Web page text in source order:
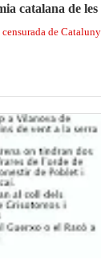
catalana de
de